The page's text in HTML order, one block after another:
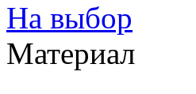
На выбор
Материал